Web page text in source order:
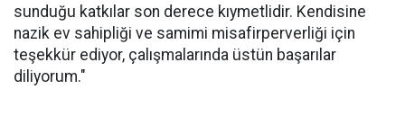
sunduğu katkılar son derece kıymetlidir. Kendisine
nazik ev sahipliği ve samimi misafirperverliği için
teşekkür ediyor, çalışmalarında üstün başarılar
diliyorum."